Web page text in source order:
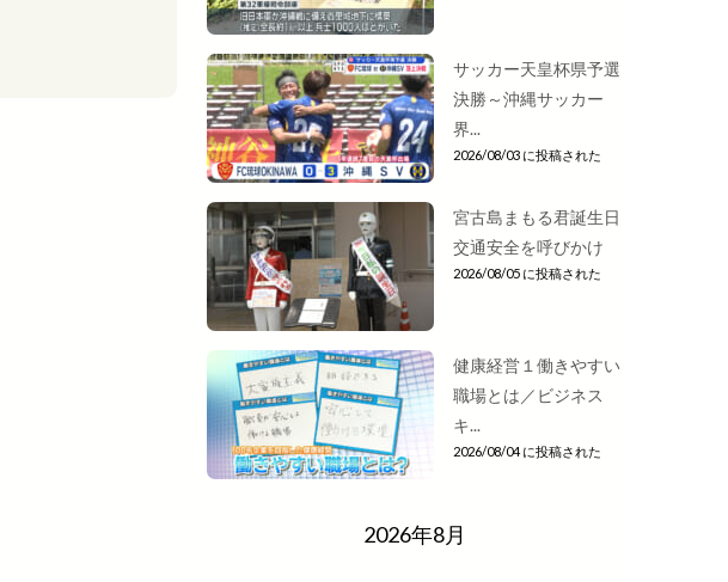
サッカー天皇杯県予選
決勝～沖縄サッカー
界...
2026/08/03 に投稿された
宮古島まもる君誕生日
交通安全を呼びかけ
2026/08/05 に投稿された
健康経営１働きやすい
職場とは／ビジネス
キ...
2026/08/04 に投稿された
2026年8月